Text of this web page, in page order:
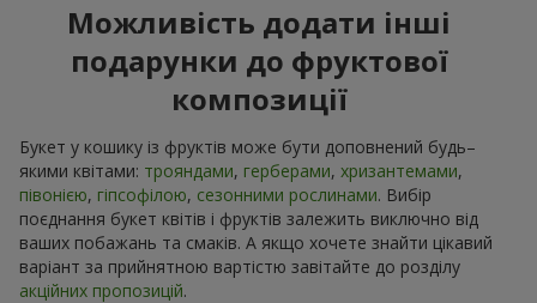
Можливість додати інші
подарунки до фруктової
композиції
Букет у кошику із фруктів може бути доповнений будь–
якими квітами: трояндами, герберами, хризантемами,
півонією, гіпсофілою, сезонними рослинами. Вибір
поєднання букет квітів і фруктів залежить виключно від
ваших побажань та смаків. А якщо хочете знайти цікавий
варіант за прийнятною вартістю завітайте до розділу
акційних пропозицій.